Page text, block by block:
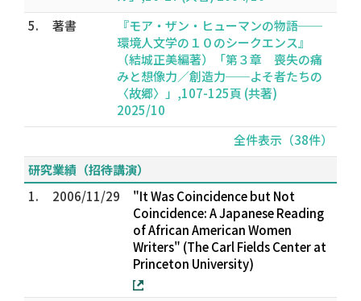
5.
著書
『モア・ザン・ヒューマンの物語──
環境人文学の１０のシークエンス』
（結城正美編著）「第３章 喪失の痛
みと想像力／創造力──よそ者たちの
〈故郷〉」,107-125頁 (共著)
2025/10
全件表示（38件）
研究業績（招待講演）
1.
2006/11/29
"It Was Coincidence but Not
Coincidence: A Japanese Reading
of African American Women
Writers" (The Carl Fields Center at
Princeton University)